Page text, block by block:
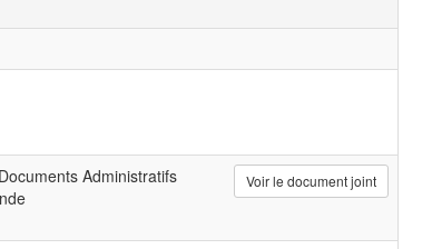
Administratifs
Voir le document joint